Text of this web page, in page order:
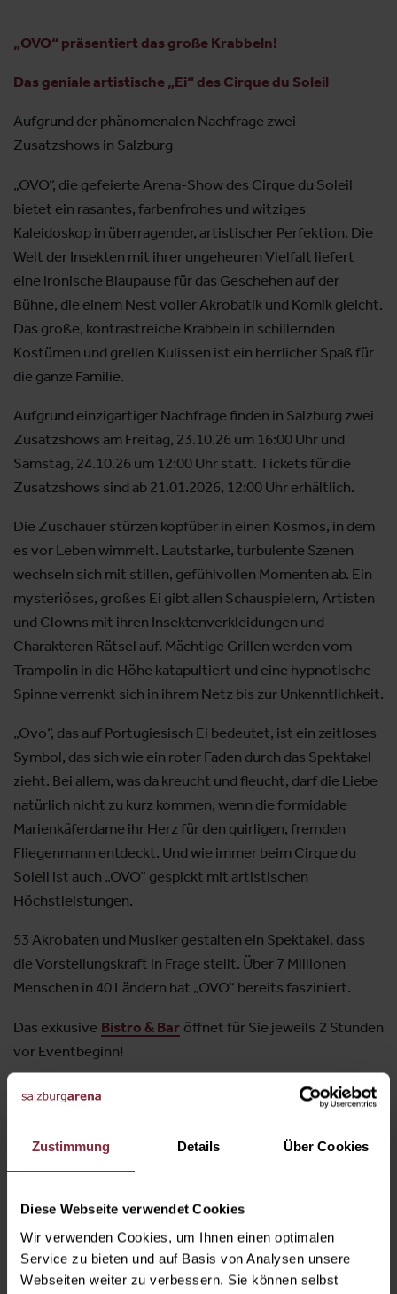
Zustimmung Details Über Cookies
Diese Webseite verwendet Cookies
Wir verwenden Cookies, um Ihnen einen optimalen
Service zu bieten und auf Basis von Analysen unsere
Webseiten weiter zu verbessern. Sie können selbst
„OVO“ präsentiert das große Krabbeln!
Das geniale artistische „Ei“ des Cirque du Soleil
Aufgrund der phänomenalen Nachfrage zwei
Zusatzshows in Salzburg
„OVO“, die gefeierte Arena-Show des Cirque du Soleil
bietet ein rasantes, farbenfrohes und witziges
Kaleidoskop in überragender, artistischer Perfektion. Die
Welt der Insekten mit ihrer ungeheuren Vielfalt liefert
eine ironische Blaupause für das Geschehen auf der
Bühne, die einem Nest voller Akrobatik und Komik gleicht.
Das große, kontrastreiche Krabbeln in schillernden
Kostümen und grellen Kulissen ist ein herrlicher Spaß für
die ganze Familie.
Aufgrund einzigartiger Nachfrage finden in Salzburg zwei
Zusatzshows am Freitag, 23.10.26 um 16:00 Uhr und
Samstag, 24.10.26 um 12:00 Uhr statt. Tickets für die
Zusatzshows sind ab 21.01.2026, 12:00 Uhr erhältlich.
Die Zuschauer stürzen kopfüber in einen Kosmos, in dem
es vor Leben wimmelt. Lautstarke, turbulente Szenen
wechseln sich mit stillen, gefühlvollen Momenten ab. Ein
mysteriöses, großes Ei gibt allen Schauspielern, Artisten
und Clowns mit ihren Insektenverkleidungen und -
Charakteren Rätsel auf. Mächtige Grillen werden vom
Trampolin in die Höhe katapultiert und eine hypnotische
Spinne verrenkt sich in ihrem Netz bis zur Unkenntlichkeit.
„Ovo“, das auf Portugiesisch Ei bedeutet, ist ein zeitloses
Symbol, das sich wie ein roter Faden durch das Spektakel
zieht. Bei allem, was da kreucht und fleucht, darf die Liebe
natürlich nicht zu kurz kommen, wenn die formidable
Marienkäferdame ihr Herz für den quirligen, fremden
Fliegenmann entdeckt. Und wie immer beim Cirque du
Soleil ist auch „OVO“ gespickt mit artistischen
Höchstleistungen.
53 Akrobaten und Musiker gestalten ein Spektakel, dass
die Vorstellungskraft in Frage stellt. Über 7 Millionen
Menschen in 40 Ländern hat „OVO“ bereits fasziniert.
Das exkusive Bistro & Bar öffnet für Sie jeweils 2 Stunden
vor Eventbeginn!